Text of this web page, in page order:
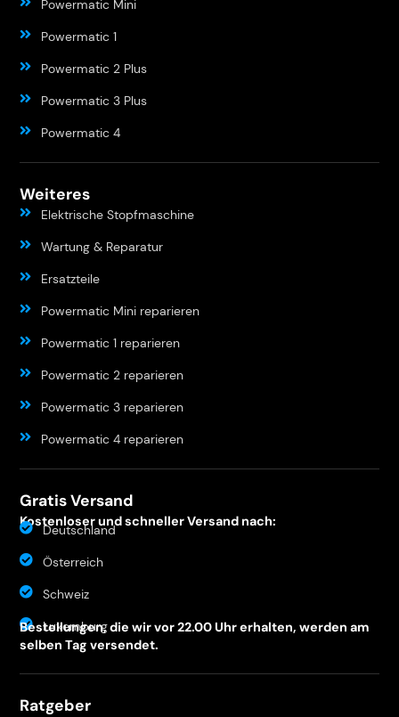
Powermatic Mini
Powermatic 1
Powermatic 2 Plus
Powermatic 3 Plus
Powermatic 4
Weiteres
Elektrische Stopfmaschine
Wartung & Reparatur
Ersatzteile
Powermatic Mini reparieren
Powermatic 1 reparieren
Powermatic 2 reparieren
Powermatic 3 reparieren
Powermatic 4 reparieren
Gratis Versand
Kostenloser und schneller Versand nach:
Deutschland
Österreich
Schweiz
Luxemburg
Bestellungen, die wir vor 22.00 Uhr erhalten, werden am
selben Tag versendet.
Ratgeber